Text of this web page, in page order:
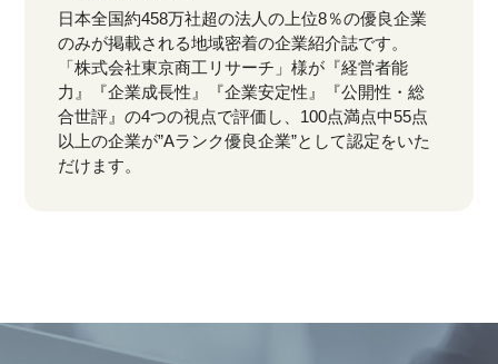
日本全国約458万社超の法人の上位8％の優良企業
のみが掲載される地域密着の企業紹介誌です。
「株式会社東京商工リサーチ」様が『経営者能
力』『企業成長性』『企業安定性』『公開性・総
合世評』の4つの視点で評価し、100点満点中55点
以上の企業が”Aランク優良企業”として認定をいた
だけます。